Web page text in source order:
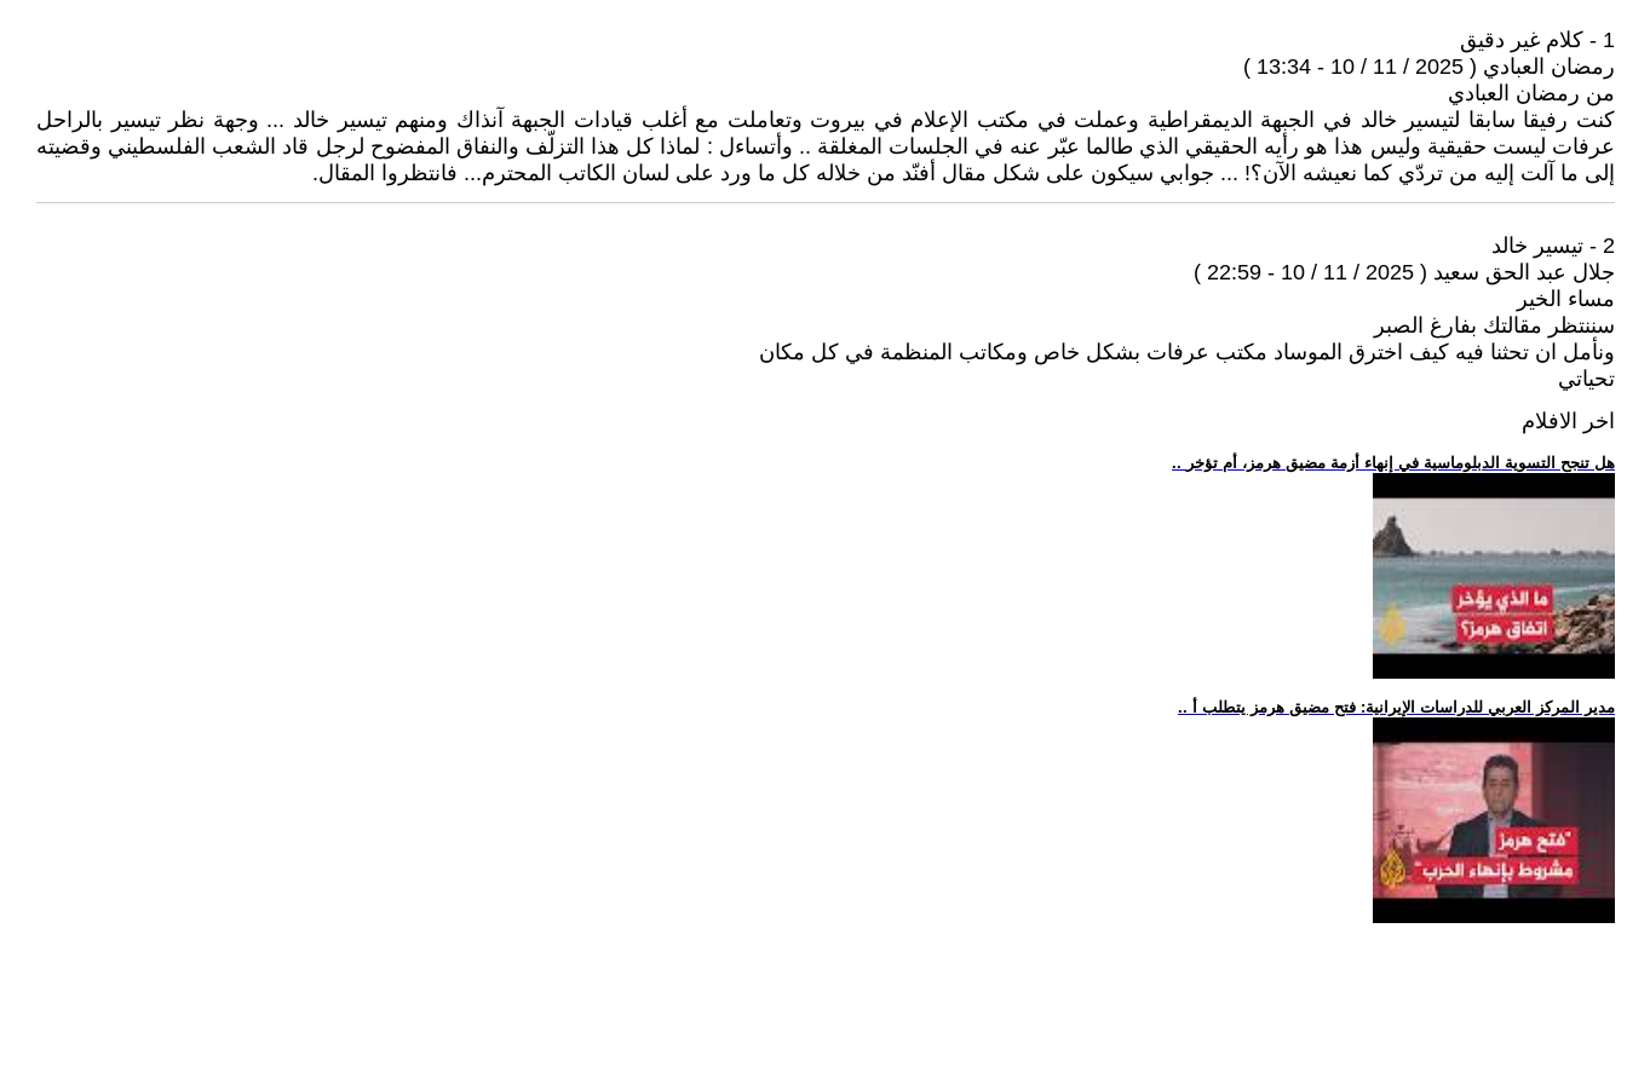
1 - كلام غير دقيق
رمضان العبادي ( 2025 / 11 / 10 - 13:34 )
من رمضان العبادي
كنت رفيقا سابقا لتيسير خالد في الجبهة الديمقراطية وعملت في مكتب الإعلام في بيروت وتعاملت مع أغلب قيادات الجبهة آنذاك ومنهم تيسير خالد ... وجهة نظر تيسير بالراحل
عرفات ليست حقيقية وليس هذا هو رأيه الحقيقي الذي طالما عبّر عنه في الجلسات المغلقة .. وأتساءل : لماذا كل هذا التزلّف والنفاق المفضوح لرجل قاد الشعب الفلسطيني وقضيته
إلى ما آلت إليه من تردّي كما نعيشه الآن؟! ... جوابي سيكون على شكل مقال أفنّد من خلاله كل ما ورد على لسان الكاتب المحترم... فانتظروا المقال.
2 - تيسير خالد
جلال عبد الحق سعيد ( 2025 / 11 / 10 - 22:59 )
مساء الخير
سننتظر مقالتك بفارغ الصبر
ونأمل ان تحثنا فيه كيف اخترق الموساد مكتب عرفات بشكل خاص ومكاتب المنظمة في كل مكان
تحياتي
اخر الافلام
.. هل تنجح التسوية الدبلوماسية في إنهاء أزمة مضيق هرمز، أم تؤخر
.. مدير المركز العربي للدراسات الإيرانية: فتح مضيق هرمز يتطلب أ